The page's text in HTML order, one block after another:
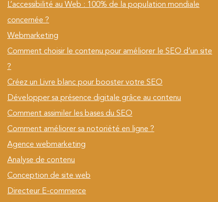
L’accessibilité au Web : 100% de la population mondiale
concernée ?
Webmarketing
Comment choisir le contenu pour améliorer le SEO d’un site
?
Créez un Livre blanc pour booster votre SEO
Développer sa présence digitale grâce au contenu
Comment assimiler les bases du SEO
Comment améliorer sa notoriété en ligne ?
Agence webmarketing
Analyse de contenu
Conception de site web
Directeur E-commerce